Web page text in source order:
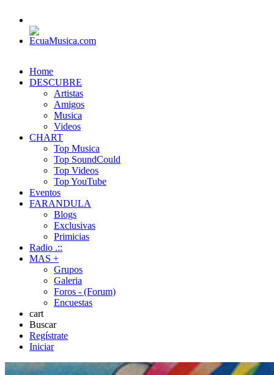
Home
DESCUBRE
Artistas
Amigos
Musica
Videos
CHART
Top Musica
Top SoundCould
Top Videos
Top YouTube
Eventos
FARANDULA
Blogs
Exclusivas
Primicias
Radio .::
MAS +
Grupos
Galeria
Foros - (Forum)
Encuestas
cart
Buscar
Regístrate
Iniciar